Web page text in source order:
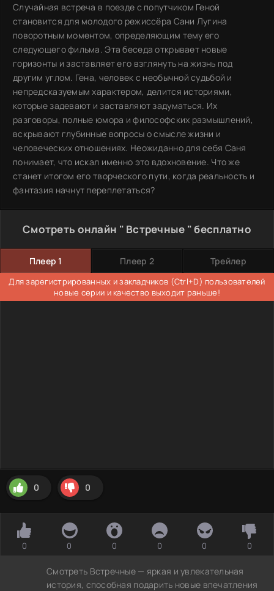
Случайная встреча в поезде с попутчиком Геной
становится для молодого режиссёра Сани Лугина
поворотным моментом, определяющим тему его
следующего фильма. Эта беседа открывает новые
горизонты и заставляет его взглянуть на жизнь под
другим углом. Гена, человек с необычной судьбой и
непредсказуемым характером, делится историями,
которые задевают и заставляют задуматься. Их
разговоры, полные юмора и философских размышлений,
вскрывают глубинные вопросы о смысле жизни и
человеческих отношениях. Неожиданно для себя Саня
понимает, что искал именно это вдохновение. Что же
станет итогом его творческого пути, когда реальность и
фантазия начнут переплетаться?
Смотреть онлайн " Встречные " бесплатно
Плеер 1 Плеер 2 Трейлер
Для зарегистрированных и закладчиков (Ctrl+D) пользователей
новые серии и качество выходит раньше!
0 0
0 0 0 0 0 0
Смотреть Встречные — яркая и увлекательная
история, способная подарить новые впечатления